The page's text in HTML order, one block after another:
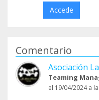
Accede
Comentario
Asociación
Teaming
el 19/04/2024 a